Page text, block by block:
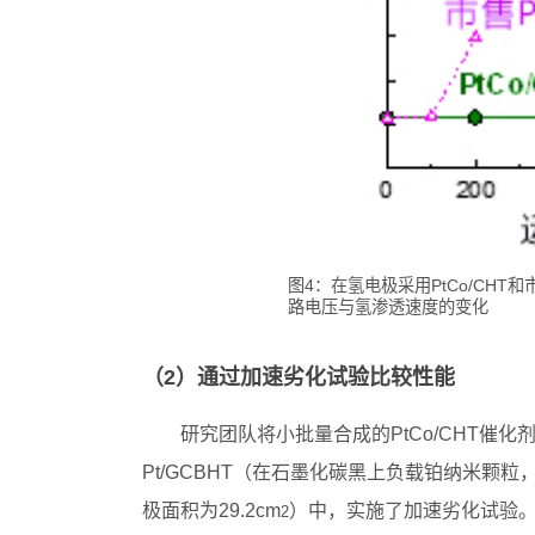
图4：在氢电极采用PtCo/CHT
路电压与氢渗透速度的变化
（2）通过加速劣化试验比较性能
研究团队将小批量合成的PtCo/CHT催化
Pt/GCBHT（在石墨化碳黑上负载铂纳米颗粒
极面积为29.2cm2）中，实施了加速劣化试验